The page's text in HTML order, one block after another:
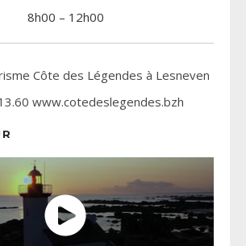
8h00 – 12h00
Côte des Légendes à Lesneven
www.cotedeslegendes.bzh